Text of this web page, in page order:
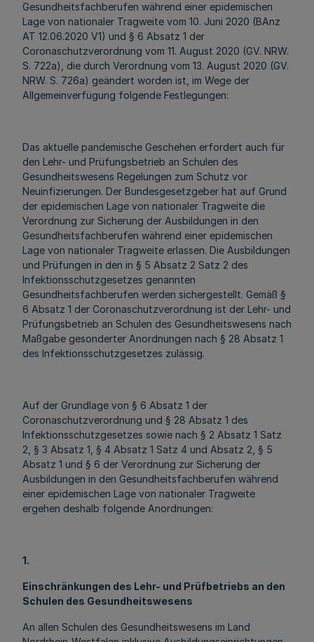
Gesundheitsfachberufen während einer epidemischen
Lage von nationaler Tragweite vom 10. Juni 2020 (BAnz
AT 12.06.2020 V1) und § 6 Absatz 1 der
Coronaschutzverordnung vom 11. August 2020 (GV. NRW.
S. 722a), die durch Verordnung vom 13. August 2020 (GV.
NRW. S. 726a) geändert worden ist, im Wege der
Allgemeinverfügung folgende Festlegungen:
Das aktuelle pandemische Geschehen erfordert auch für
den Lehr- und Prüfungsbetrieb an Schulen des
Gesundheitswesens Regelungen zum Schutz vor
Neuinfizierungen. Der Bundesgesetzgeber hat auf Grund
der epidemischen Lage von nationaler Tragweite die
Verordnung zur Sicherung der Ausbildungen in den
Gesundheitsfachberufen während einer epidemischen
Lage von nationaler Tragweite erlassen. Die Ausbildungen
und Prüfungen in den in § 5 Absatz 2 Satz 2 des
Infektionsschutzgesetzes genannten
Gesundheitsfachberufen werden sichergestellt. Gemäß §
6 Absatz 1 der Coronaschutzverordnung ist der Lehr- und
Prüfungsbetrieb an Schulen des Gesundheitswesens nach
Maßgabe gesonderter Anordnungen nach § 28 Absatz 1
des Infektionsschutzgesetzes zulässig.
Auf der Grundlage von § 6 Absatz 1 der
Coronaschutzverordnung und § 28 Absatz 1 des
Infektionsschutzgesetzes sowie nach § 2 Absatz 1 Satz
2, § 3 Absatz 1, § 4 Absatz 1 Satz 4 und Absatz 2, § 5
Absatz 1 und § 6 der Verordnung zur Sicherung der
Ausbildungen in den Gesundheitsfachberufen während
einer epidemischen Lage von nationaler Tragweite
ergehen deshalb folgende Anordnungen:
1.
Einschränkungen des Lehr- und Prüfbetriebs an den
Schulen des Gesundheitswesens
An allen Schulen des Gesundheitswesens im Land